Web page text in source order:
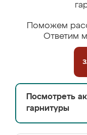
Поможем
Ответим
Посмотреть
гарнитуры